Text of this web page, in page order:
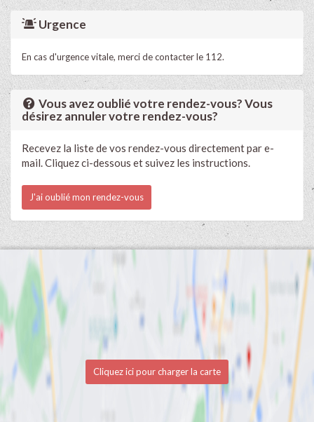
Urgence
En cas d'urgence vitale, merci de contacter le 112.
Vous avez oublié votre rendez-vous? Vous
désirez annuler votre rendez-vous?
Recevez la liste de vos rendez-vous directement par e-
mail. Cliquez ci-dessous et suivez les instructions.
J'ai oublié mon rendez-vous
Cliquez ici pour charger la carte